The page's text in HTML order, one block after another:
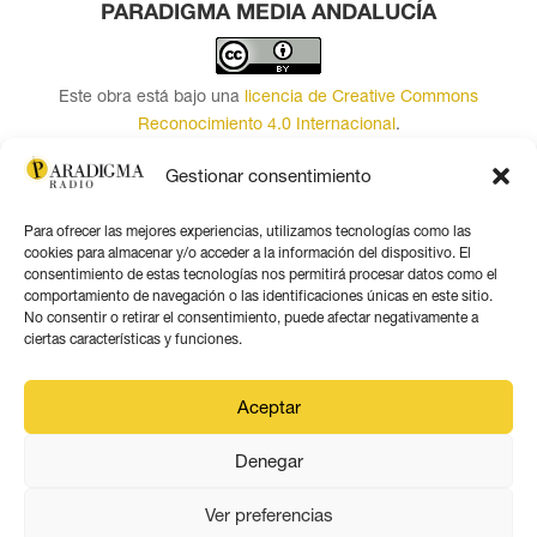
Gestionar consentimiento
Para ofrecer las mejores experiencias, utilizamos tecnologías como las
cookies para almacenar y/o acceder a la información del dispositivo. El
consentimiento de estas tecnologías nos permitirá procesar datos como el
comportamiento de navegación o las identificaciones únicas en este sitio.
No consentir o retirar el consentimiento, puede afectar negativamente a
ciertas características y funciones.
Aceptar
Denegar
Ver preferencias
PARADIGMA MEDIA ANDALUCÍA
Este obra está bajo una licencia de Creative Commons
Reconocimiento 4.0 Internacional.
Contacto por correo
Seguir
Seguir
Seguir
Seguir
Aviso legal
Política de privacidad